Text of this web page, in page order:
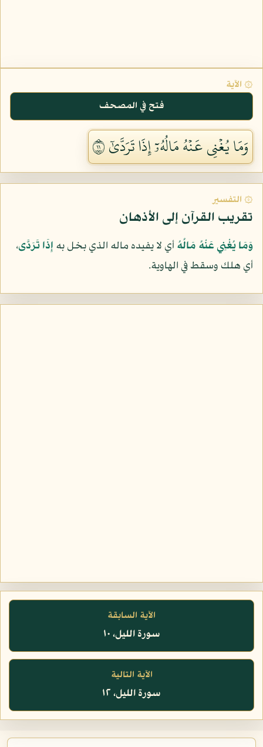
۞ الآية
فتح في المصحف
وَمَا يُغۡنِي عَنۡهُ مَالُهُۥٓ إِذَا تَرَدَّىٰٓ ١١
۞ التفسير
تقريب القرآن إلى الأذهان
وَمَا يُغْنِي عَنْهُ مَالُهُأي لا يفيده ماله الذي بخل به إِذَا تَرَدَّى،
أي هلك وسقط في الهاوية.
الآية السابقة
سورة الليل، ١٠
الآية التالية
سورة الليل، ١٢